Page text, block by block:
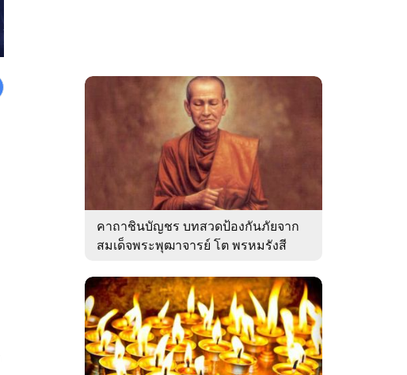
คาถาชินบัญชร บทสวดป้องกันภัยจาก
สมเด็จพระพุฒาจารย์ โต พรหมรังสี